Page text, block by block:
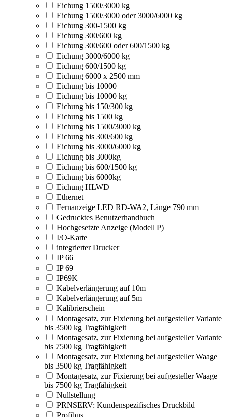
Eichung 1500/3000 kg
Eichung 1500/3000 oder 3000/6000 kg
Eichung 300-1500 kg
Eichung 300/600 kg
Eichung 300/600 oder 600/1500 kg
Eichung 3000/6000 kg
Eichung 600/1500 kg
Eichung 6000 x 2500 mm
Eichung bis 10000
Eichung bis 10000 kg
Eichung bis 150/300 kg
Eichung bis 1500 kg
Eichung bis 1500/3000 kg
Eichung bis 300/600 kg
Eichung bis 3000/6000 kg
Eichung bis 3000kg
Eichung bis 600/1500 kg
Eichung bis 6000kg
Eichung HLWD
Ethernet
Fernanzeige LED RD-WA2, Länge 790 mm
Gedrucktes Benutzerhandbuch
Hochgesetzte Anzeige (Modell P)
I/O-Karte
integrierter Drucker
IP 66
IP 69
IP69K
Kabelverlängerung auf 10m
Kabelverlängerung auf 5m
Kalibrierschein
Montagesatz, zur Fixierung bei aufgesteller Variante
bis 3500 kg Tragfähigkeit
Montagesatz, zur Fixierung bei aufgesteller Variante
bis 7500 kg Tragfähigkeit
Montagesatz, zur Fixierung bei aufgesteller Waage
bis 3500 kg Tragfähigkeit
Montagesatz, zur Fixierung bei aufgesteller Waage
bis 7500 kg Tragfähigkeit
Nullstellung
PRNSERV: Kundenspezifisches Druckbild
Profibus